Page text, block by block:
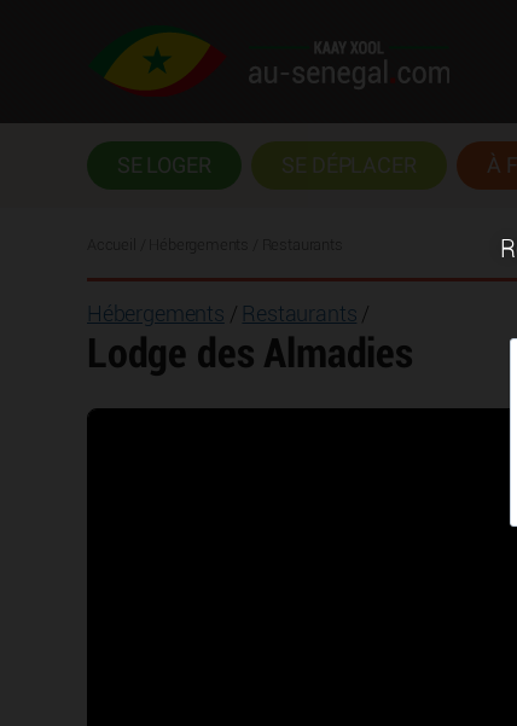
SE LOGER SE DÉPLACER À
Hébergements / Restaurants /
Lodge des Almadies